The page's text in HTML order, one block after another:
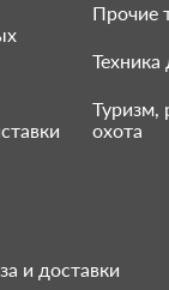
Прочие
Техника
Туризм,
охота
и доставки